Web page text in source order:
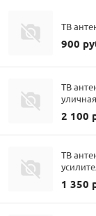
ТВ
900
ТВ
уличная
2 100
ТВ
1 350